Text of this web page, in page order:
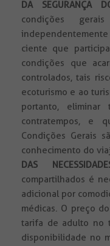
DA SEGURANÇA
condições
ciente que
condições que
controlados, tais
ecoturismo e ao
portanto, eliminar
contratempos, e
Condições Gerais
conhecimento do
DAS
compartilhados é
adicional por
médicas. O preço
tarifa de adulto no
disponibilidade no